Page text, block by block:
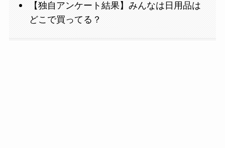
【独自アンケート結果】みんなは日用品は
どこで買ってる？